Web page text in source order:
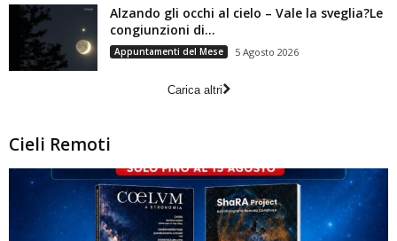
Alzando gli occhi al cielo – Vale la sveglia?Le
congiunzioni di...
Appuntamenti del Mese 5 Agosto 2026
Carica altri
Cieli Remoti